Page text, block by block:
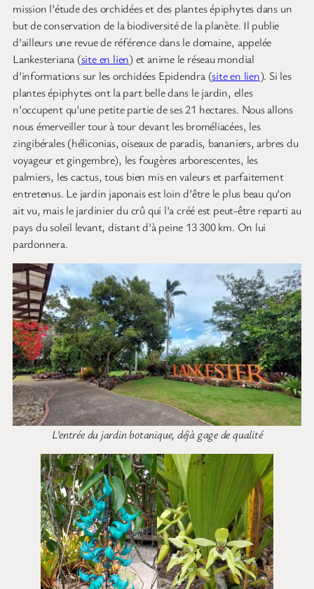
mission l’étude des orchidées et des plantes épiphytes dans un
but de conservation de la biodiversité de la planète. Il publie
d’ailleurs une revue de référence dans le domaine, appelée
Lankesteriana (site en lien) et anime le réseau mondial
d’informations sur les orchidées Epidendra (site en lien). Si les
plantes épiphytes ont la part belle dans le jardin, elles
n’occupent qu’une petite partie de ses 21 hectares. Nous allons
nous émerveiller tour à tour devant les broméliacées, les
zingibérales (héliconias, oiseaux de paradis, bananiers, arbres du
voyageur et gingembre), les fougères arborescentes, les
palmiers, les cactus, tous bien mis en valeurs et parfaitement
entretenus. Le jardin japonais est loin d’être le plus beau qu’on
ait vu, mais le jardinier du crû qui l’a créé est peut-être reparti au
pays du soleil levant, distant d’à peine 13 300 km. On lui
pardonnera.
L’entrée du jardin botanique, déjà gage de qualité